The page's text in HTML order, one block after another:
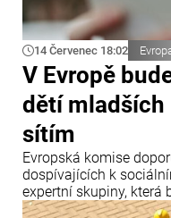
14 Červenec 18:02
V Evropě
dětí
sítím
Evropská komise
dospívajících k
expertní skupiny, která
předsedkyně Evropské